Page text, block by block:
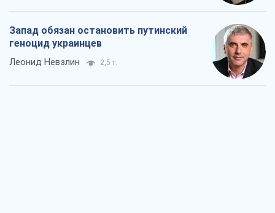
Запад обязан остановить путинский
геноцид украинцев
Леонид Невзлин 2,5 т.